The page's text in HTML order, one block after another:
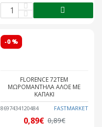
-0 %
8697434120484 FASTMARKET
FLORENCE 72ΤΕΜ
ΜΩΡΟΜΑΝΤΗΛΑ ΑΛΟΕ ΜΕ
ΚΑΠΑΚΙ
0,89€ 0,89€